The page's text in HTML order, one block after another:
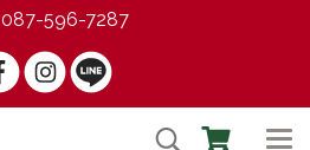
087-596-7287